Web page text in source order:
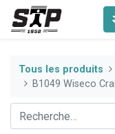
Tous les produits
B1049 Wiseco